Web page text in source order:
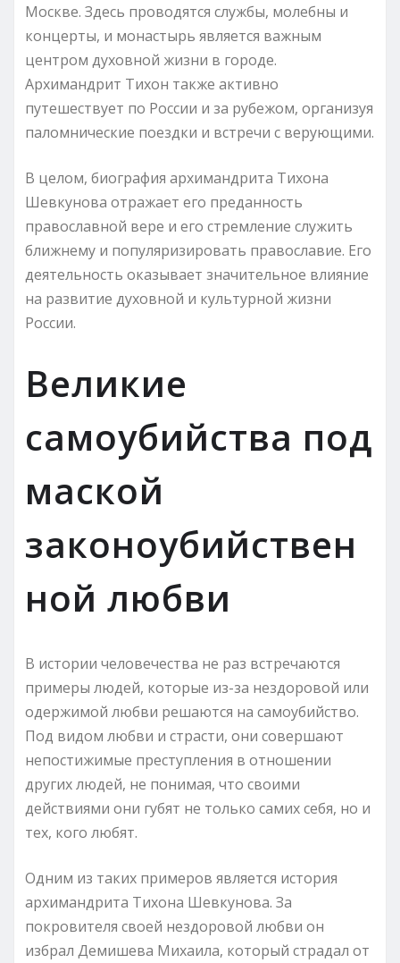
Москве. Здесь проводятся службы, молебны и
концерты, и монастырь является важным
центром духовной жизни в городе.
Архимандрит Тихон также активно
путешествует по России и за рубежом, организуя
паломнические поездки и встречи с верующими.
В целом, биография архимандрита Тихона
Шевкунова отражает его преданность
православной вере и его стремление служить
ближнему и популяризировать православие. Его
деятельность оказывает значительное влияние
на развитие духовной и культурной жизни
России.
Великие
самоубийства под
маской
законоубийствен
ной любви
В истории человечества не раз встречаются
примеры людей, которые из-за нездоровой или
одержимой любви решаются на самоубийство.
Под видом любви и страсти, они совершают
непостижимые преступления в отношении
других людей, не понимая, что своими
действиями они губят не только самих себя, но и
тех, кого любят.
Одним из таких примеров является история
архимандрита Тихона Шевкунова. За
покровителя своей нездоровой любви он
избрал Демишева Михаила, который страдал от